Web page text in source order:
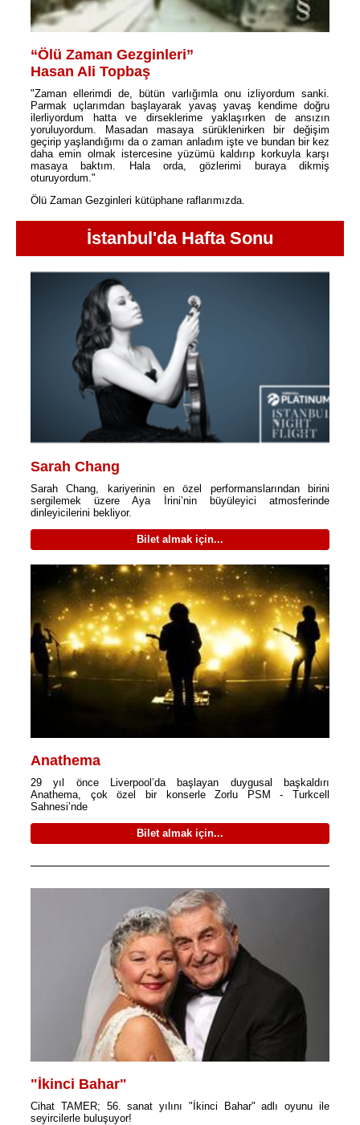
“Ölü Zaman Gezginleri”
Hasan Ali Topbaş
"Zaman ellerimdi de, bütün varlığımla onu izliyordum sanki.
Parmak uçlarımdan başlayarak yavaş yavaş kendime doğru
ilerliyordum hatta ve dirseklerime yaklaşırken de ansızın
yoruluyordum. Masadan masaya sürüklenirken bir değişim
geçirip yaşlandığımı da o zaman anladım işte ve bundan bir kez
daha emin olmak istercesine yüzümü kaldırıp korkuyla karşı
masaya baktım. Hala orda, gözlerimi buraya dikmiş
oturuyordum."
Ölü Zaman Gezginleri kütüphane raflarımızda.
İstanbul'da Hafta Sonu
Sarah Chang
Sarah Chang, kariyerinin en özel performanslarından birini
sergilemek üzere Aya İrini’nin büyüleyici atmosferinde
dinleyicilerini bekliyor.
Bilet almak için...
Anathema
29 yıl önce Liverpool’da başlayan duygusal başkaldırı
Anathema, çok özel bir konserle Zorlu PSM - Turkcell
Sahnesi’nde
Bilet almak için...
"İkinci Bahar"
Cihat TAMER; 56. sanat yılını "İkinci Bahar" adlı oyunu ile
seyircilerle buluşuyor!